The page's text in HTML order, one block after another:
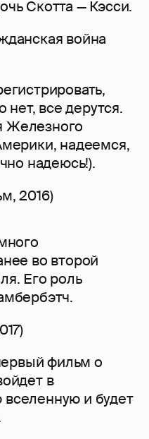
Скотта — Кэсси.
война
нет, все дерутся.
Железного
надеемся,
надеюсь!).
2016)
во второй
Его роль
фильм о
в
и будет